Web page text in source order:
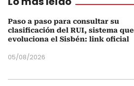
Paso a paso para consultar su
clasificación del RUI, sistema que
evoluciona el Sisbén: link oficial
05/08/2026